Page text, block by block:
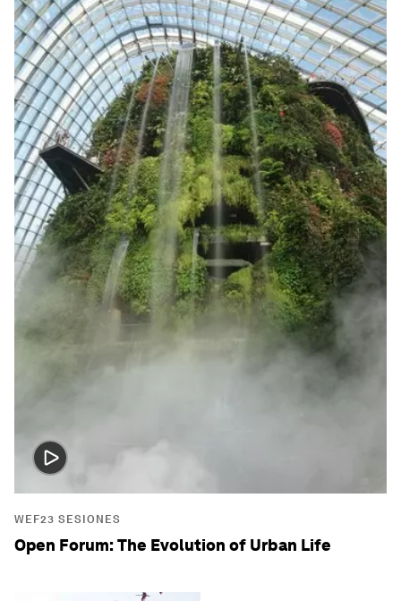
WEF23 SESIONES
Open Forum: The Evolution of Urban Life